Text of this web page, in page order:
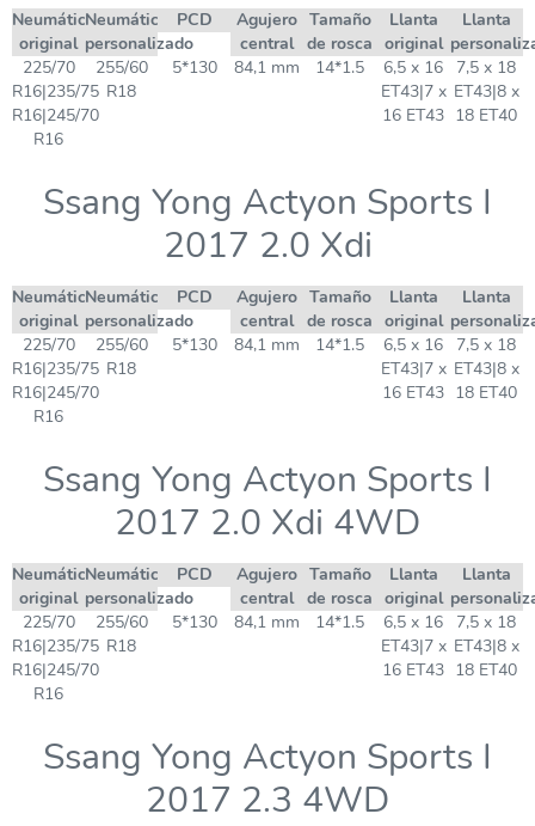
Neumático
original
Neumático
personalizado
PCD
Agujero
central
Tamaño
de rosca
Llanta
original
Llanta
225/70
R16|235/75
R16|245/70
R16
255/60
R18
5*130 84,1 mm 14*1.5
6,5 x 16
ET43|7 x
16 ET43
7,5 x 18
ET43|8 x
18 ET40
Ssang Yong Actyon Sports I
2017 2.0 Xdi
Neumático
original
Neumático
personalizado
PCD
Agujero
central
Tamaño
de rosca
Llanta
original
Llanta
225/70
R16|235/75
R16|245/70
R16
255/60
R18
5*130 84,1 mm 14*1.5
6,5 x 16
ET43|7 x
16 ET43
7,5 x 18
ET43|8 x
18 ET40
Ssang Yong Actyon Sports I
2017 2.0 Xdi 4WD
Neumático
original
Neumático
personalizado
PCD
Agujero
central
Tamaño
de rosca
Llanta
original
Llanta
225/70
R16|235/75
R16|245/70
R16
255/60
R18
5*130 84,1 mm 14*1.5
6,5 x 16
ET43|7 x
16 ET43
7,5 x 18
ET43|8 x
18 ET40
Ssang Yong Actyon Sports I
2017 2.3 4WD